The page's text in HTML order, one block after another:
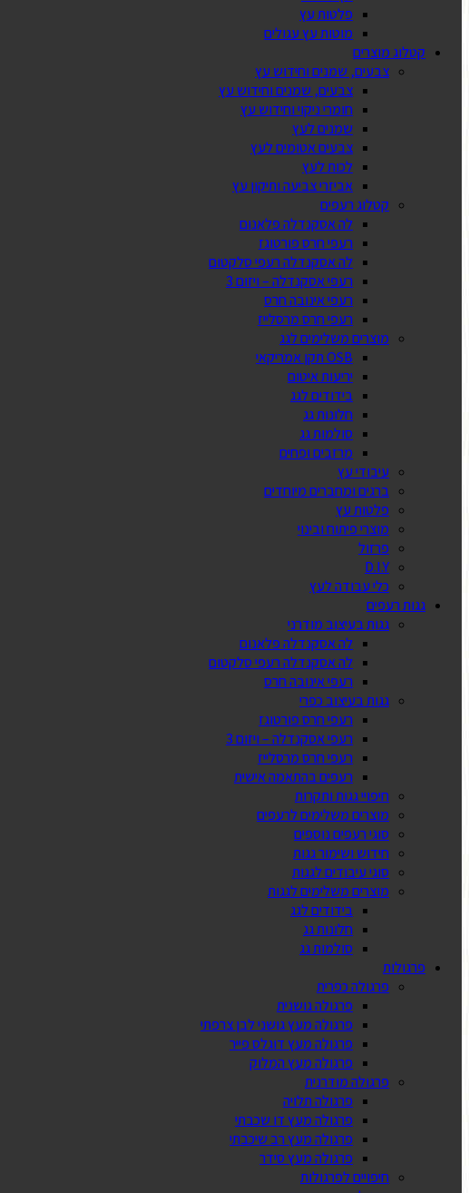
פלטות עץ
מוטות עץ עגולים
קטלוג מוצרים
צבעים, שמנים וחידוש עץ
צבעים, שמנים וחידוש עץ
חומרי ניקוי וחידוש עץ
שמנים לעץ
צבעים אטומים לעץ
לכות לעץ
אביזרי צביעה ותיקון עץ
קטלוג רעפים
לה אסקנדלה פלאנום
רעפי חרס פורטוגז
לה אסקנדלה רעפי סלקטום
רעפי אסקנדלה – ויזום 3
רעפי אינובה חרס
רעפי חרס מרסלייז
מוצרים משלימים לגג
OSB תקן אמריקאי
יריעות איטום
בידודים לגג
חלונות גג
סולמות גג
מרזבים ופחים
עיבודי עץ
ברגים ומחברים מיוחדים
פלטות עץ
מוצרי פיתוח ובינוי
פרזול
D.I.Y
כלי עבודה לעץ
גגות רעפים
גגות בעיצוב מודרני
לה אסקנדלה פלאנום
לה אסקנדלה רעפי סלקטום
רעפי אינובה חרס
גגות בעיצוב כפרי
רעפי חרס פורטוגז
רעפי אסקנדלה – ויזום 3
רעפי חרס מרסלייז
רעפים בהתאמה אישית
חיפויי גגות ותקרות
מוצרים משלימים לרעפים
סוגי רעפים נוספים
חידוש ושימור גגות
סוגי עיבודים לגגות
מוצרים משלימים לגגות
בידודים לגג
חלונות גג
סולמות גג
פרגולות
פרגולה כפרית
פרגולה גושנית
פרגולה מעץ גושני לבן צרפתי
פרגולה מעץ דוגלס פייר
פרגולה מעץ המלוק
פרגולה מודרנית
פרגולה תלויה
פרגולה מעץ דו שכבתי
פרגולה מעץ רב שיכבתי
פרגולה מעץ סידר
חיפויים לפרגולות